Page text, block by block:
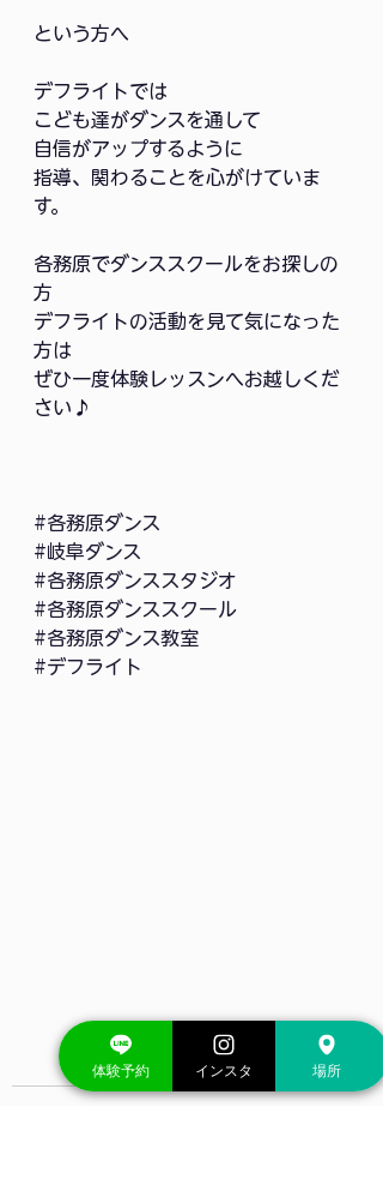
という方へ
デフライトでは
こども達がダンスを通して
自信がアップするように
指導、関わることを心がけていま
す。
各務原でダンススクールをお探しの
方
デフライトの活動を見て気になった
方は
ぜひ一度体験レッスンへお越しくだ
さい♪
#各務原ダンス
#岐阜ダンス
#各務原ダンススタジオ
#各務原ダンススクール
#各務原ダンス教室
#デフライト
体験予約 インスタ 場所